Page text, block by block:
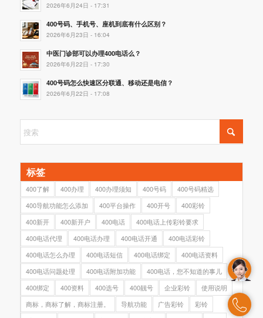
2026年6月24日 - 17:31
400号码、手机号、座机到底有什么区别？
2026年6月23日 - 16:04
中医门诊部可以办理400电话么？
2026年6月22日 - 17:30
400号码怎么快速区分联通、移动还是电信？
2026年6月22日 - 17:08
标签
400了解 400办理 400办理须知 400号码
400号码精选
400导航功能怎么添加
400平台操作 400开号
400彩铃
400新开
400新开户 400电话
400电话上传彩铃要求
400电话代理
400电话办理 400电话开通
400电话彩铃
400电话怎么办理
400电话短信 400电话绑定
400电话资料
400电话问题处理
400电话附加功能
400电话，您不知道的事儿
400绑定
400资料 400选号 400靓号 企业彩铃
使用说明
商标，商标了解，商标注册。
导航功能 广告彩铃
彩铃